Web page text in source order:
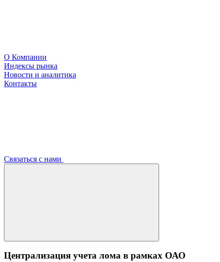
О Компании
Индексы рынка
Новости и аналитика
Контакты
Связаться с нами
Централизация учета лома в рамках ОАО